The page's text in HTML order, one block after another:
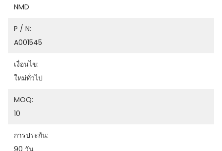
NMD
P / N:
A001545
เงื่อนไข:
ใหม่ทั่วไป
MOQ:
10
การประกัน:
90 วัน